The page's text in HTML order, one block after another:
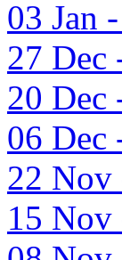
03 Jan
27 Dec
20 Dec
06 Dec
22 Nov
15